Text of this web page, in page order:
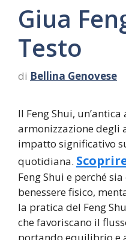
Giua
Testo
di Bellina Genovese
Il Feng Shui,
armonizzazione degli
impatto significativo
quotidiana.
Feng Shui e perché
benessere fisico,
la pratica del Feng
che favoriscano il